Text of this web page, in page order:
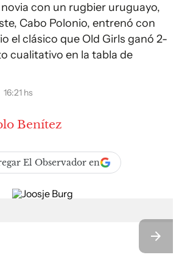
con un rugbier uruguayo,
Cabo Polonio, entrenó con
el clásico que Old Girls ganó 2-
cualitativo en la tabla de
16:21 hs
Benítez
El Observador en